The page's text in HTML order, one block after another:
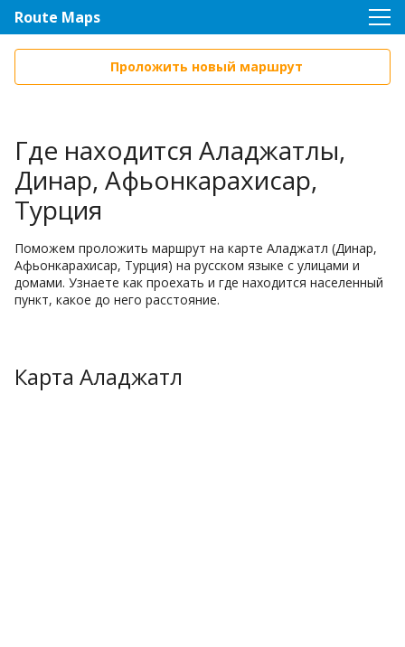
Route Maps
Проложить новый маршрут
Где находится Аладжатлы,
Динар, Афьонкарахисар,
Турция
Поможем проложить маршрут на карте Аладжатл (Динар,
Афьонкарахисар, Турция) на русском языке с улицами и
домами. Узнаете как проехать и где находится населенный
пункт, какое до него расстояние.
Карта Аладжатл